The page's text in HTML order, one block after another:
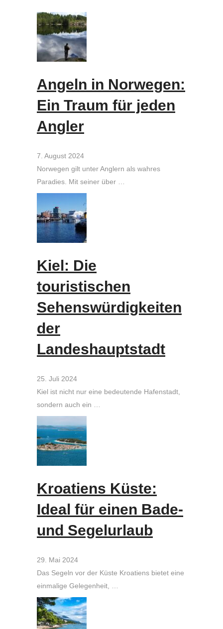
Angeln in Norwegen:
Ein Traum für jeden
Angler
7. August 2024
Norwegen gilt unter Anglern als wahres
Paradies. Mit seiner über …
Kiel: Die
touristischen
Sehenswürdigkeiten
der
Landeshauptstadt
25. Juli 2024
Kiel ist nicht nur eine bedeutende Hafenstadt,
sondern auch ein …
Kroatiens Küste:
Ideal für einen Bade-
und Segelurlaub
29. Mai 2024
Das Segeln vor der Küste Kroatiens bietet eine
einmalige Gelegenheit, …